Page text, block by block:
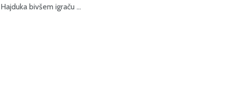
Hajduka bivšem igraču ...